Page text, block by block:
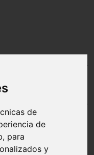
de
de
para
y
- Página
de calidad para ver